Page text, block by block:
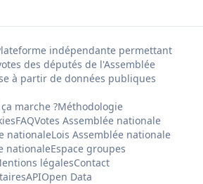
indépendante permettant
des députés de l'Assemblée
à partir de données publiques
marche ?Méthodologie
FAQVotes Assemblée nationale
nationaleLois Assemblée nationale
nationaleEspace groupes
légalesContact
APIOpen Data